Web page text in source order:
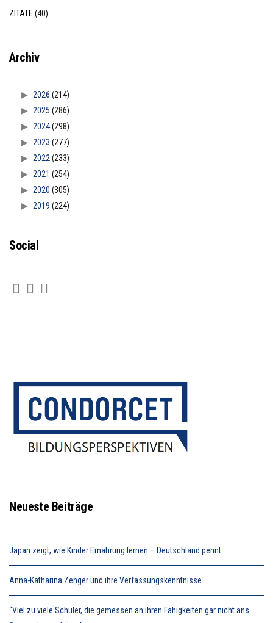
ZITATE (40)
Archiv
2026 (214)
2025 (286)
2024(298)
2023 (277)
2022 (233)
2021 (254)
2020 (305)
2019 (224)
Social
Neueste Beiträge
Japan zeigt, wie Kinder Ernährung lernen – Deutschland pennt
Anna-Katharina Zenger und ihre Verfassungskenntnisse
“Viel zu viele Schüler, die gemessen an ihren Fähigkeiten gar nicht ans